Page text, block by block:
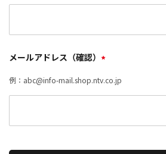
メールアドレス（確認） *
例：abc@info-mail.shop.ntv.co.jp